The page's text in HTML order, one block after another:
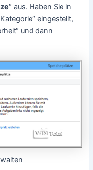
“ aus. Haben Sie in
eingestellt,
und dann